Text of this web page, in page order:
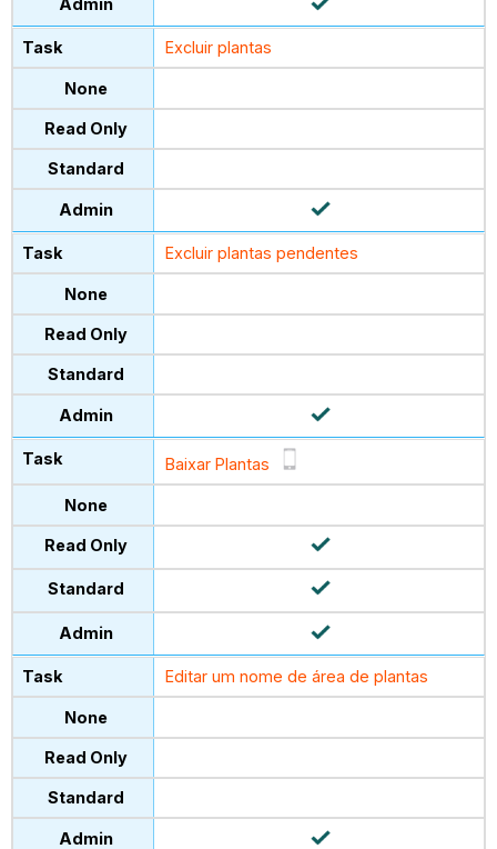
Excluir plantas
Excluir plantas pendentes
Baixar Plantas
Editar um nome de área de plantas